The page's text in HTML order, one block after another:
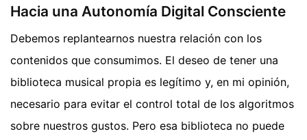
Hacia una Autonomía Digital Consciente
Debemos replantearnos nuestra relación con los
contenidos que consumimos. El deseo de tener una
biblioteca musical propia es legítimo y, en mi opinión,
necesario para evitar el control total de los algoritmos
sobre nuestros gustos. Pero esa biblioteca no puede